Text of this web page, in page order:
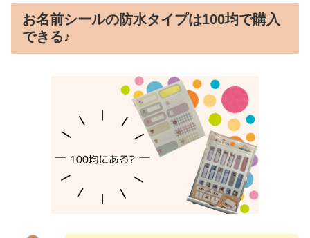
お名前シールの防水タイプは100均で購入
できる♪